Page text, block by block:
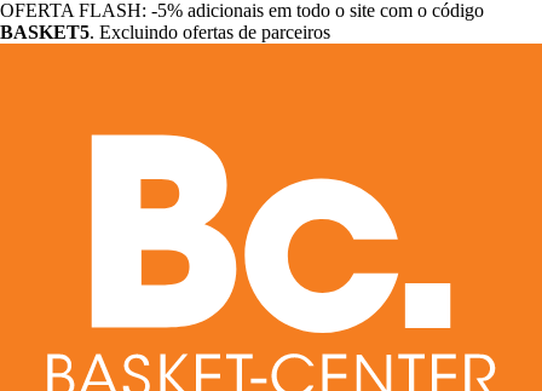
OFERTA FLASH: -5% adicionais em todo o site com o código
BASKET5. Excluindo ofertas de parceiros